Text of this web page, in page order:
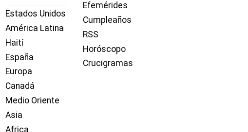
Estados Unidos
América Latina
Haití
España
Europa
Canadá
Medio Oriente
Asia
Africa
Efemérides
Cumpleaños
RSS
Horóscopo
Crucigramas